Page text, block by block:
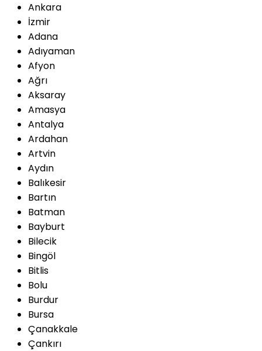
Ankara
İzmir
Adana
Adıyaman
Afyon
Ağrı
Aksaray
Amasya
Antalya
Ardahan
Artvin
Aydın
Balıkesir
Bartın
Batman
Bayburt
Bilecik
Bingöl
Bitlis
Bolu
Burdur
Bursa
Çanakkale
Çankırı